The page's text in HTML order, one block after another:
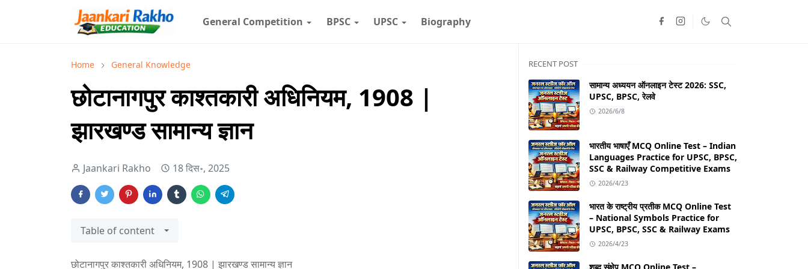
General Competition BPSC UPSC Biography
Home General Knowledge
छोटानागपुर काश्तकारी अधिनियम, 1908 |
झारखण्ड सामान्य ज्ञान
Jaankari Rakho 18 दिस॰, 2025
Table of content
छोटानागपुर काश्तकारी अधिनियम, 1908 | झारखण्ड सामान्य ज्ञान
RECENT POST
सामान्य अध्ययन ऑनलाइन टेस्ट 2026: SSC,
UPSC, BPSC, रेलवे
2026/6/8
भारतीय भाषाएँ MCQ Online Test – Indian
Languages Practice for UPSC, BPSC,
SSC & Railway Competitive Exams
2026/4/23
भारत के राष्ट्रीय प्रतीक MCQ Online Test
– National Symbols Practice for
UPSC, BPSC, SSC & Railway Exams
2026/4/23